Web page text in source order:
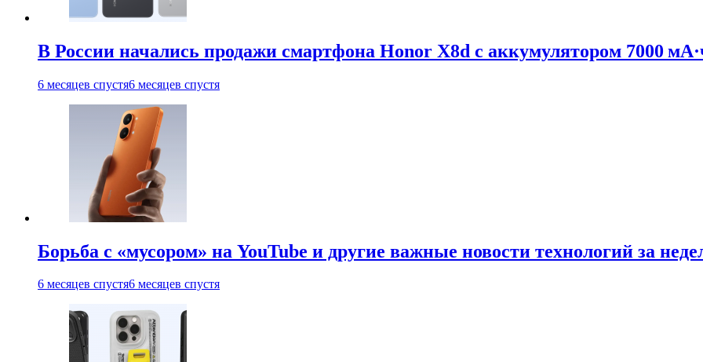
В России начались продажи смартфона Honor X8d с аккумулятором 7000
6 месяцев спустя6 месяцев спустя
Борьба с «мусором» на YouTube и другие важные новости технологий за
6 месяцев спустя6 месяцев спустя